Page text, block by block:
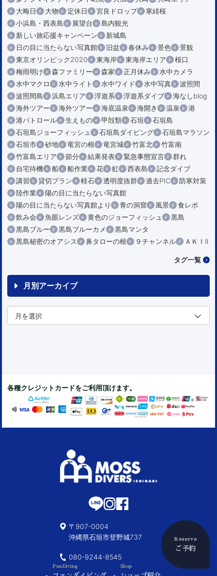
Reserve
ご予約
大晦日
大物 定休日 宮良ドロップ
寒緋桜
小浜島・西表島
展望台
島内観光
新しい旅応援キャンペーン
新城島
日の目に当たらない写真館
旧盆 春休み 景色
景観
東京オリンピック2020
東海岸 東海岸エリア
桜口
梅雨明け
森ファミリー 森家 正月休み
水中カメラ
水中マクロ
水中ライト 水中ワイド 水中写真
波照間
波照間島
浜島エリア 浮遊系 浮遊系ダイブ
海なしblog
海外ツアー
海外ツアー 海底温泉 海開き 温泉
港
港パトロール
生えもの 甲殻類 石垣
石垣島
石垣島ジョーフィッシュ
石垣島ダイビング
石垣島マラソン
石垣市
砂地 竜宮の根 竜宮城 竹富北
竹富南
竹富島エリア
節分 結果発表 緊急事態宣言
群れ
自宅待機
船 船作業 花 虹 西表島
記念ダイブ
講習
貸切プラン 軽石 透明度抜群 過去PIC
防寒対策
陸作業
陽の目に当たらない写真館
陽の目に当たらない写真館より
青の洞窟 風景
食レポ
飲み会
魚眼レンズ 黄色のジョーフィッシュ
黒島
黒島ブルー
黒島ブルーカメ
黒島マンタ
黒島秘密のオアシス
鼻タローの根 ９チャンネル ＡＫＩⅡ
タグ一覧
月別アーカイブ
各種クレジットカードをご利用頂けます。
〒907-0004
沖縄県石垣市登野城737
080-9244-8545
FunDiving Shop